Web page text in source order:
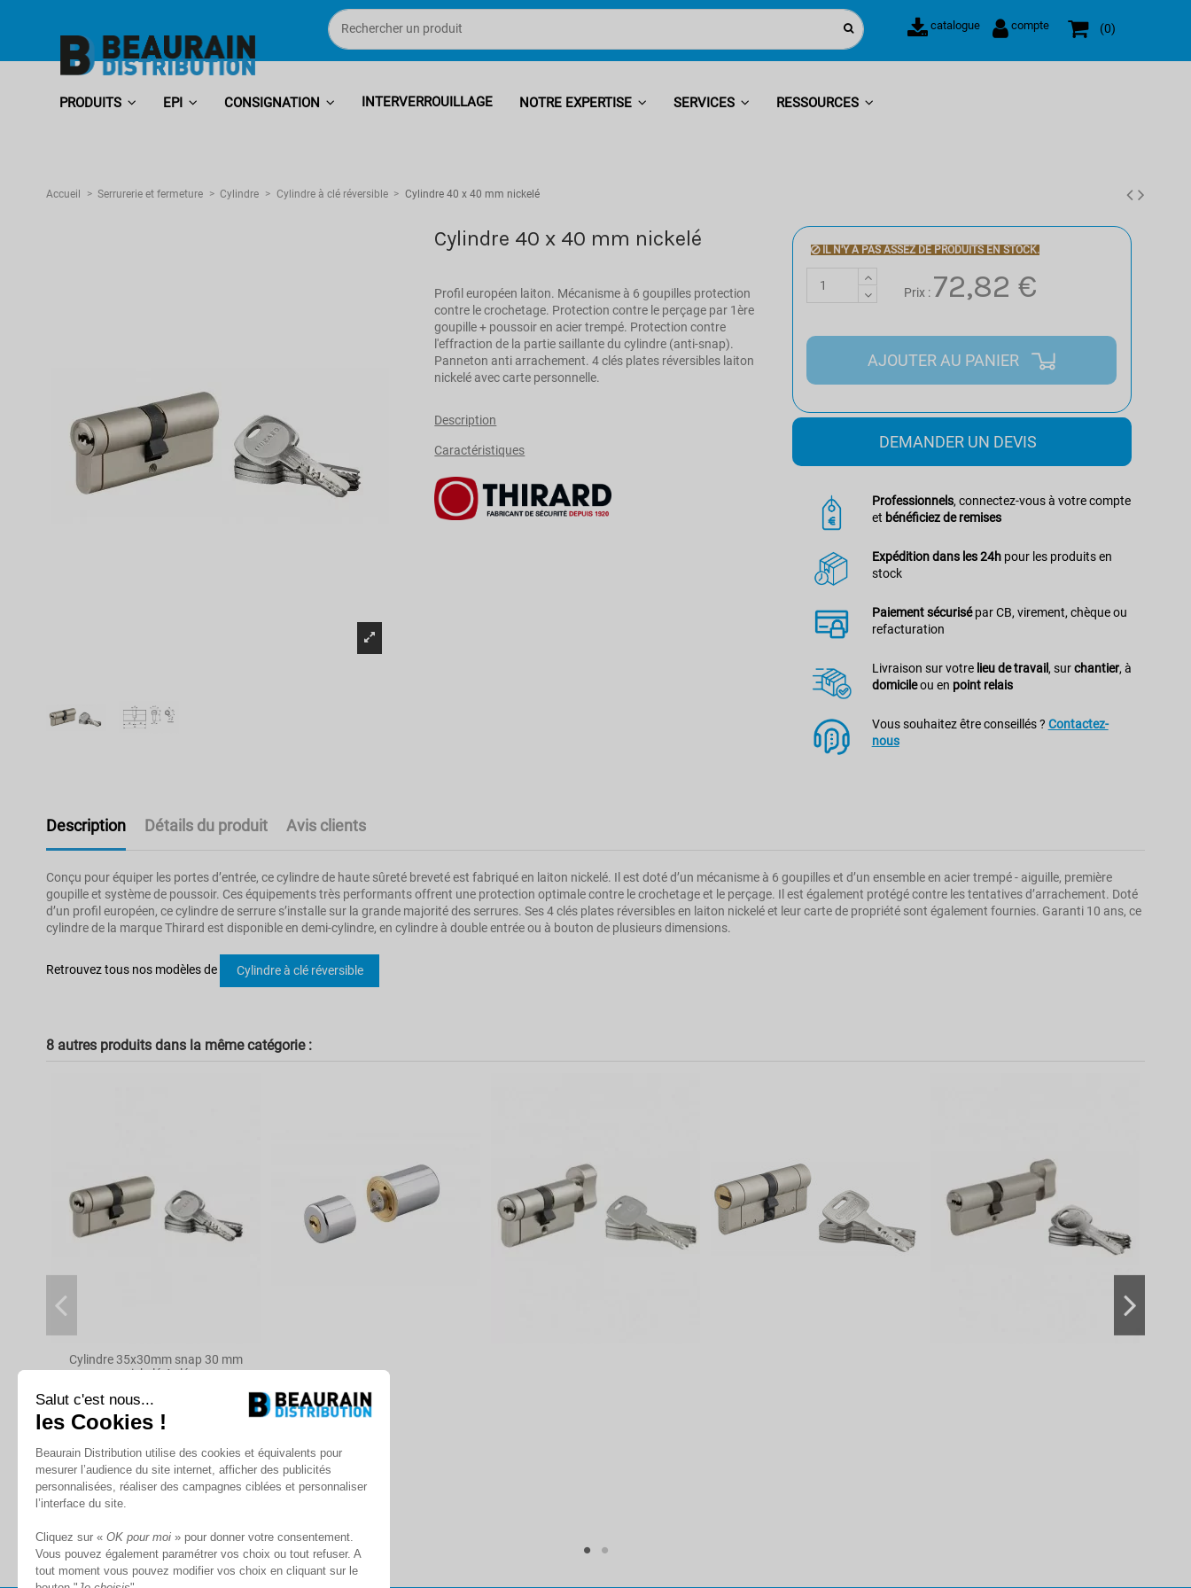
0
compte
catalogue
PRODUITS EPI CONSIGNATION INTERVERROUILLAGE NOTRE EXPERTISE SERVICES RESSOURCES
Accueil Serrurerie et fermeture Cylindre Cylindre à clé réversible Cylindre 40 x 40 mm nickelé
Cylindre 40 x 40 mm nickelé
Profil européen laiton. Mécanisme à 6 goupilles protection
contre le crochetage. Protection contre le perçage par 1ère
goupille + poussoir en acier trempé. Protection contre
l'effraction de la partie saillante du cylindre (anti-snap).
Panneton anti arrachement. 4 clés plates réversibles laiton
nickelé avec carte personnelle.
Description
Caractéristiques
IL N'Y A PAS ASSEZ DE PRODUITS EN STOCK.
Prix : 72,82 €
AJOUTER AU PANIER
DEMANDER UN DEVIS
Professionnels, connectez-vous à votre compte
et bénéficiez de remises
Expédition dans les 24h pour les produits en
stock
Paiement sécurisépar CB, virement, chèque ou
refacturation
Livraison sur votre lieu de travail , surchantier, à
domicileou en point relais
Vous souhaitez être conseillés ? Contactez-
nous
Description Détails du produit Avis clients
Conçu pour équiper les portes d’entrée, ce cylindre de haute sûreté breveté est fabriqué en laiton nickelé. Il est doté d’un mécanisme à 6 goupilles et d’un ensemble en acier trempé - aiguille, première
goupille et système de poussoir. Ces équipements très performants offrent une protection optimale contre le crochetage et le perçage. Il est également protégé contre les tentatives d’arrachement. Doté
d’un profil européen, ce cylindre de serrure s’installe sur la grande majorité des serrures. Ses 4 clés plates réversibles en laiton nickelé et leur carte de propriété sont également fournies. Garanti 10 ans, ce
cylindre de la marque Thirard est disponible en demi-cylindre, en cylindre à double entrée ou à bouton de plusieurs dimensions.
Couleur
A double entrée
Niveau de sécurité Cylindre de sûreté
Brevet Aucun
Protection anti-Crochetage
Protection anti-Snap
Référence 00021780
Retrouvez tous nos modèles de
Cylindre à clé réversible
8 autres produits dans la même catégorie :
Cylindre 35x30mm snap 30 mm
nickelé 4 clé
À partir de
64,03 €
Salut c'est nous...
les Cookies !
Beaurain Distribution utilise des cookies et équivalents pour
mesurer l’audience du site internet, afficher des publicités
personnalisées, réaliser des campagnes ciblées et personnaliser
l’interface du site.
Cliquez sur « OK pour moi » pour donner votre consentement.
Vous pouvez également paramétrer vos choix ou tout refuser. A
tout moment vous pouvez modifier vos choix en cliquant sur le